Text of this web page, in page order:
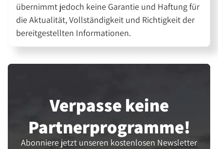
übernimmt jedoch keine Garantie und Haftung für
die Aktualität, Vollständigkeit und Richtigkeit der
bereitgestellten Informationen.
Verpasse keine
Partner­programme!
Abonniere jetzt unseren kostenlosen Newsletter